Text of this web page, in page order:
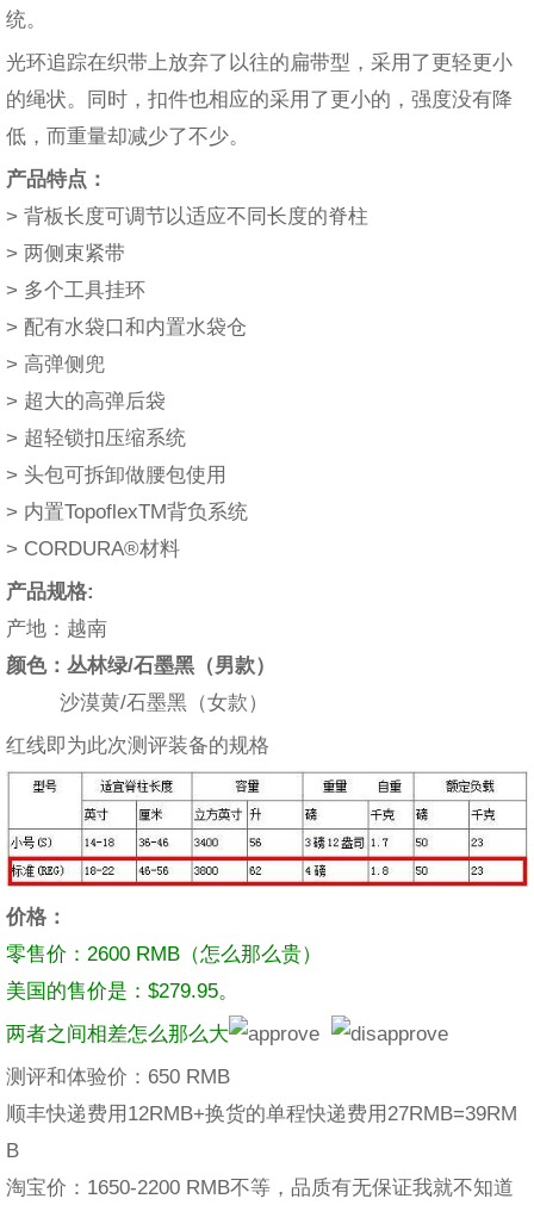
统。
光环追踪在织带上放弃了以往的扁带型，采用了更轻更小
的绳状。同时，扣件也相应的采用了更小的，强度没有降
低，而重量却减少了不少。
产品特点：
> 背板长度可调节以适应不同长度的脊柱
> 两侧束紧带
> 多个工具挂环
> 配有水袋口和内置水袋仓
> 高弹侧兜
> 超大的高弹后袋
> 超轻锁扣压缩系统
> 头包可拆卸做腰包使用
> 内置TopoflexTM背负系统
> CORDURA®材料
产品规格:
产地：越南
颜色：丛林绿/石墨黑（男款）
沙漠黄/石墨黑（女款）
红线即为此次测评装备的规格
价格：
零售价：2600 RMB（怎么那么贵）
美国的售价是：$279.95。
两者之间相差怎么那么大
测评和体验价：650 RMB
顺丰快递费用12RMB+换货的单程快递费用27RMB=39RM
B
淘宝价：1650-2200 RMB不等，品质有无保证我就不知道